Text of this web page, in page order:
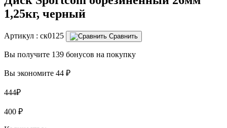
1,25кг, черный
Артикул : ск0125 Сравнить
Вы получите 139 бонусов на покупку
Вы экономите 44 ₽
444₽
400 ₽